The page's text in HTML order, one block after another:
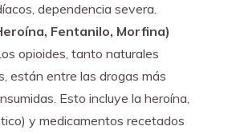
dependencia severa.
Fentanilo, Morfina)
opioides, tanto naturales
están entre las drogas más
Esto incluye la heroína,
y medicamentos recetados